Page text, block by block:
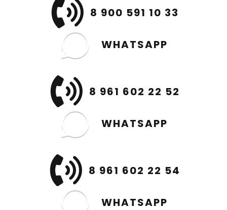
8 900 591 10 33
WHATSAPP
8 961 602 22 52
WHATSAPP
8 961 602 22 54
WHATSAPP